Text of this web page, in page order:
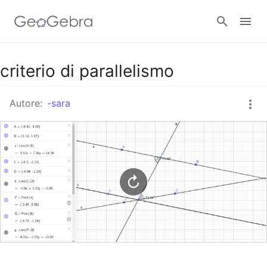
Google Classroom
GeoGebra Classroom
Accedi
criterio di parallelismo
Autore: -sara